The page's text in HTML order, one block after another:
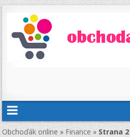
Obchoďák online»Finance»Strana 2